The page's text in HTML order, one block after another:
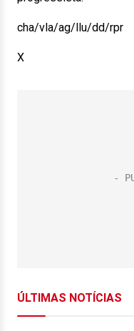
cha/vla/ag/llu/dd/rpr
X